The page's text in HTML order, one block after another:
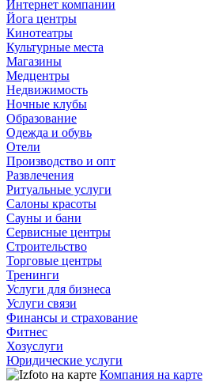
Интернет компании
Йога центры
Кинотеатры
Культурные места
Магазины
Медцентры
Недвижимость
Ночные клубы
Образование
Одежда и обувь
Отели
Производство и опт
Развлечения
Ритуальные услуги
Салоны красоты
Сауны и бани
Сервисные центры
Строительство
Торговые центры
Тренинги
Услуги для бизнеса
Услуги связи
Финансы и страхование
Фитнес
Хозуслуги
Юридические услуги
Компания на карте